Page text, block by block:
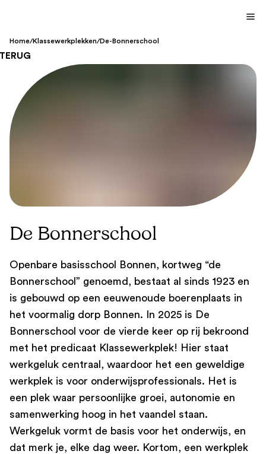
Home/Klassewerkplekken/De-Bonnerschool
De Bonnerschool
Openbare basisschool Bonnen, kortweg “de
Bonnerschool” genoemd, bestaat al sinds 1923 en
is gebouwd op een eeuwenoude boerenplaats in
het voormalig dorp Bonnen. In 2025 is De
Bonnerschool voor de vierde keer op rij bekroond
met het predicaat Klassewerkplek! Hier staat
werkgeluk centraal, waardoor het een geweldige
werkplek is voor onderwijsprofessionals. Het is
een plek waar persoonlijke groei, autonomie en
samenwerking hoog in het vaandel staan.
Werkgeluk vormt de basis voor het onderwijs, en
dat merk je, elke dag weer. Kortom, een werkplek